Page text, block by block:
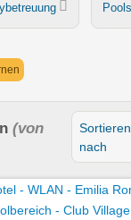
Pools
(von
Sortieren
nach